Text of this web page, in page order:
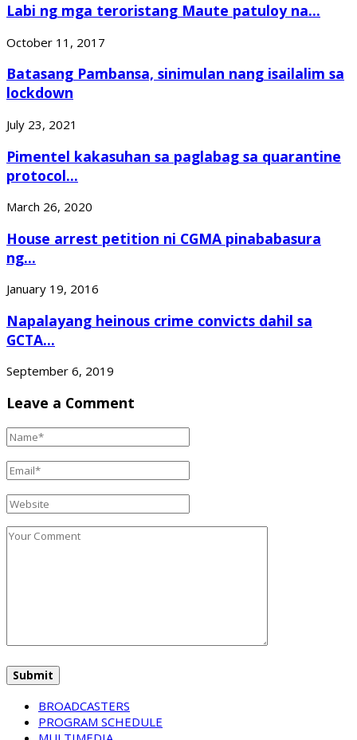
Labi ng mga teroristang Maute patuloy na...
October 11, 2017
Batasang Pambansa, sinimulan nang isailalim sa
lockdown
July 23, 2021
Pimentel kakasuhan sa paglabag sa quarantine
protocol...
March 26, 2020
House arrest petition ni CGMA pinababasura
ng...
January 19, 2016
Napalayang heinous crime convicts dahil sa
GCTA...
September 6, 2019
Leave a Comment
BROADCASTERS
PROGRAM SCHEDULE